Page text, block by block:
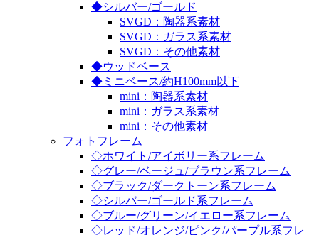
◆シルバー/ゴールド
SVGD：陶器系素材
SVGD：ガラス系素材
SVGD：その他素材
◆ウッドベース
◆ミニベース/約H100mm以下
mini：陶器系素材
mini：ガラス系素材
mini：その他素材
フォトフレーム
◇ホワイト/アイボリー系フレーム
◇グレー/ベージュ/ブラウン系フレーム
◇ブラック/ダークトーン系フレーム
◇シルバー/ゴールド系フレーム
◇ブルー/グリーン/イエロー系フレーム
◇レッド/オレンジ/ピンク/パープル系フレ